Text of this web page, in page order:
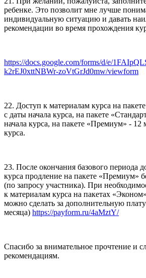
ребенке. Это позволит мне лучше
индивидуальную ситуацию и давать
рекомендации во время прохождения
https://docs.google.com/forms/d/e/
k2rEJ0xttNBWr-zoVtGrJd0mw/viewform
22. Доступ к материалам курса на
с даты начала курса, на пакете
начала курса, на пакете «Премиум» - 12
курса.
23. После окончания базового периода
курса продление на пакете «Премиум»
(по запросу участника). При
к материалам курса на пакетах
можно сделать за дополнительную
месяца) https://payform.ru/4aMztY/
Спасибо за внимательное прочтение и
рекомендациям.